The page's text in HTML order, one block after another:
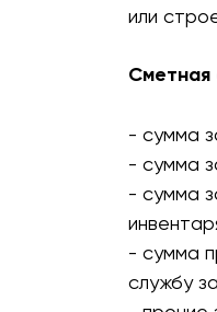
или
Сметная
- сумма
- сумма
- сумма
- сумма
службу